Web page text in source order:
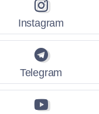
Instagram
Telegram